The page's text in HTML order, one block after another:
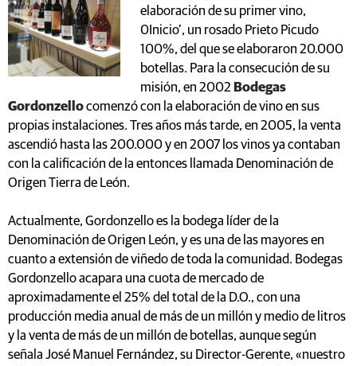
elaboración de su primer vino,
0Inicio’, un rosado Prieto Picudo
100%, del que se elaboraron 20.000
botellas. Para la consecución de su
misión, en 2002 Bodegas
Gordonzellocomenzó con la elaboración de vino en sus
propias instalaciones. Tres años más tarde, en 2005, la venta
ascendió hasta las 200.000 y en 2007 los vinos ya contaban
con la calificación de la entonces llamada Denominación de
Origen Tierra de León.
Actualmente, Gordonzello es la bodega líder de la
Denominación de Origen León, y es una de las mayores en
cuanto a extensión de viñedo de toda la comunidad. Bodegas
Gordonzello acapara una cuota de mercado de
aproximadamente el 25% del total de la D.O., con una
producción media anual de más de un millón y medio de litros
y la venta de más de un millón de botellas, aunque según
señala José Manuel Fernández, su Director-Gerente, «nuestro